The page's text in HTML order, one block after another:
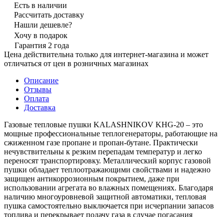
Есть в наличии
Рассчитать доставку
Нашли дешевле?
Хочу в подарок
Гарантия 2 года
Цена действительна только для интернет-магазина и может
отличаться от цен в розничных магазинах
Описание
Отзывы
Оплата
Доставка
Газовые тепловые пушки KALASHNIKOV KHG-20 – это
мощные профессиональные теплогенераторы, работающие на
сжиженном газе пропане и пропан-бутане. Практически
нечувствительны к резким перепадам температур и легко
переносят транспортировку. Металлический корпус газовой
пушки обладает теплоотражающими свойствами и надежно
защищен антикоррозионным покрытием, даже при
использовании агрегата во влажных помещениях. Благодаря
наличию многоуровневой защитной автоматики, тепловая
пушка самостоятельно выключается при исчерпании запасов
топлива и перекрывает подачу газа в случае погасания